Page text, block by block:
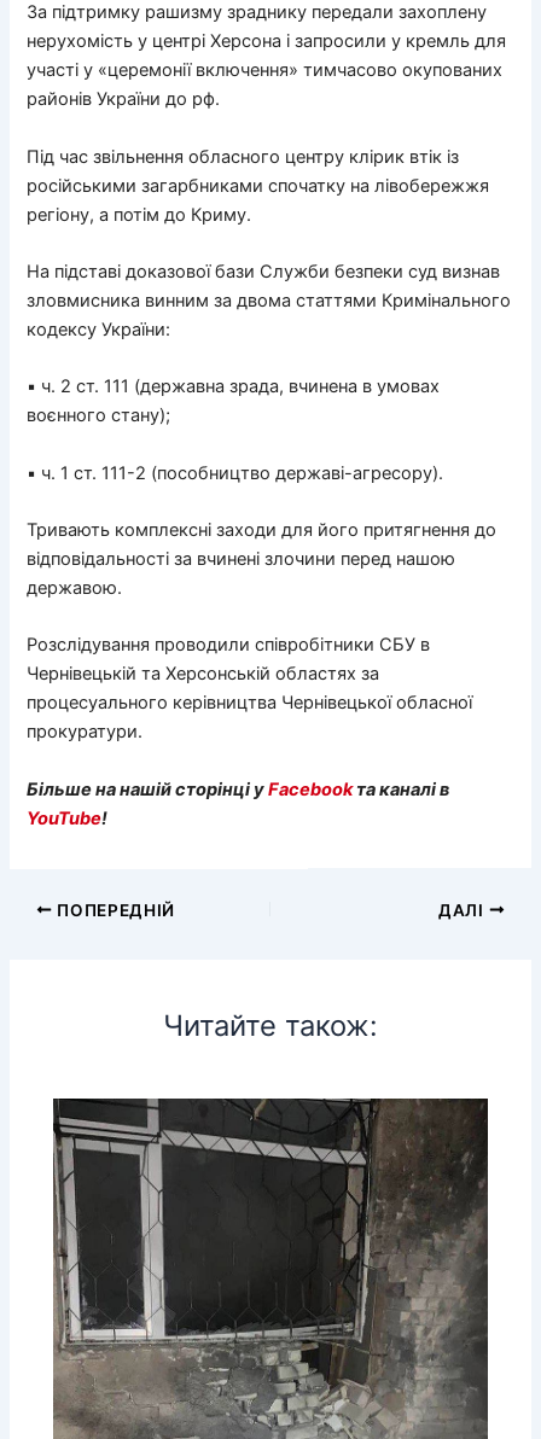
За підтримку рашизму зраднику передали захоплену
нерухомість у центрі Херсона і запросили у кремль для
участі у «церемонії включення» тимчасово окупованих
районів України до рф.
Під час звільнення обласного центру клірик втік із
російськими загарбниками спочатку на лівобережжя
регіону, а потім до Криму.
На підставі доказової бази Служби безпеки суд визнав
зловмисника винним за двома статтями Кримінального
кодексу України:
▪ ч. 2 ст. 111 (державна зрада, вчинена в умовах
воєнного стану);
▪ ч. 1 ст. 111-2 (пособництво державі-агресору).
Тривають комплексні заходи для його притягнення до
відповідальності за вчинені злочини перед нашою
державою.
Розслідування проводили співробітники СБУ в
Чернівецькій та Херсонській областях за
процесуального керівництва Чернівецької обласної
прокуратури.
Більше на нашій сторінці уFacebookта каналі в
YouTube!
ПОПЕРЕДНІЙ ДАЛІ
Читайте також: